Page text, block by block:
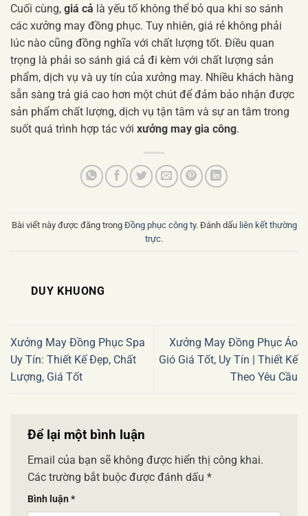
Cuối cùng, giá cả là yếu tố không thể bỏ qua khi so sánh
các xưởng may đồng phục. Tuy nhiên, giá rẻ không phải
lúc nào cũng đồng nghĩa với chất lượng tốt. Điều quan
trọng là phải so sánh giá cả đi kèm với chất lượng sản
phẩm, dịch vụ và uy tín của xưởng may. Nhiều khách hàng
sẵn sàng trả giá cao hơn một chút để đảm bảo nhận được
sản phẩm chất lượng, dịch vụ tận tâm và sự an tâm trong
suốt quá trình hợp tác với xưởng may gia công.
Bài viết này được đăng trong Đồng phục công ty. Đánh dấu liên kết thường
trực.
DUY KHUONG
Xưởng May Đồng Phục Spa
Uy Tín: Thiết Kế Đẹp, Chất
Lượng, Giá Tốt
Xưởng May Đồng Phục Áo
Gió Giá Tốt, Uy Tín | Thiết Kế
Theo Yêu Cầu
Để lại một bình luận
Email của bạn sẽ không được hiển thị công khai.
Các trường bắt buộc được đánh dấu *
Bình luận *